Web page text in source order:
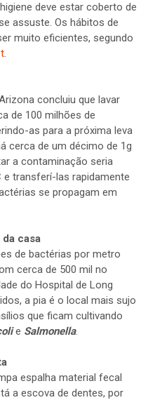
deve estar coberto de
assuste. Os hábitos de
muito eficientes, segundo
.
concluiu que lavar
de 100 milhões de
as para a próxima leva
cerca de um décimo de 1g
a contaminação seria
e transferí-las rapidamente
se propagam em
casa
de bactérias por metro
cerca de 500 mil no
do Hospital de Long
a pia é o local mais sujo
que ficam cultivando
e Salmonella.
espalha material fecal
a escova de dentes, por